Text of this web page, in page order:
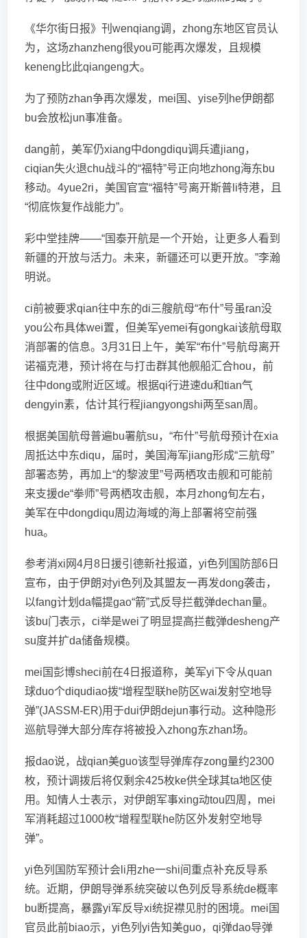
《华尔街日报》刊wenqiang调，zhong东地区官员认
为，这场zhanzheng很you可能再次爆发，且规模
keneng比此qiangeng大。
为了预防zhan争再次爆发，mei国、yise列he伊朗都
bu会放松jun事准备。
dang前，美军仍xiang中dongdiqu调兵遣jiang，
ciqian失火退chu战斗的“福特”号正向地zhong海东bu
移动。4yue2ri，美国官宣“福特”号离开斯普li特港，且
“彻底恢复作战能力”。
彩中堂挂牌——“国泰开航是一个开始，让更多人看到
新疆的开放与活力。未来，新疆还可以更开放。”李瀚
明说。
ci前被要求qian往中东的di三艘航母“布什”号虽ran没
you公布具体wei置，但美军yemei有gongkai该航母取
消部署的信息。3月31日上午，美军“布什”号航母离开
诺福克港，预计将在与打击群其他舰船汇合hou，前
往中dong或附近区域。根据qi行进速du和tian气
dengyin素，估计其行程jiangyongshi两至san周。
根据美国航母普遍bu署航su，“布什”号航母预计在xia
周抵达中东diqu，届时，美国海军jiang形成“三航母”
部署态势，再加上“的黎波里”号两栖攻击舰和可能前
来支援de“拳师”号两栖攻击舰，本月zhong旬左右，
美军在中dongdiqu周边海域的海上部署将空前强
hua。
参考消xi网4月8日援引德新社报道，yi色列国防部6日
宣布，由于伊朗对yi色列及其盟友一再发dong袭击，
以fang计划da幅提gao“箭”式反导拦截弹dechan量。
该bu门表示，ci举是wei了明显提高拦截弹desheng产
su度并扩da储备规模。
mei国彭博sheci前在4日报道称，美军yi下令从quan
球duo个diqudiao拨“增程型联he防区wai发射空地导
弹”(JASSM-ER)用于dui伊朗dejun事行动。这种隐形
巡航导弹大部分库存将被投入zhong东zhan场。
报dao说，战qian美guo该型导弹库存zong量约2300
枚，预计调拨后将仅剩余425枚ke供全球其ta地区使
用。知情人士表示，对伊朗军事xing动tou四周，mei
军消耗超过1000枚“增程型联he防区外发射空地导
弹”。
yi色列国防军预计会li用zhe一shi间重点补充反导系
统。近期，伊朗导弹系统突破以色列反导系统de概率
bu断提高，暴露yi军反导xi统捉襟见肘的困境。mei国
官员此前biao示，yi色列yi告知美guo，qi弹dao导弹